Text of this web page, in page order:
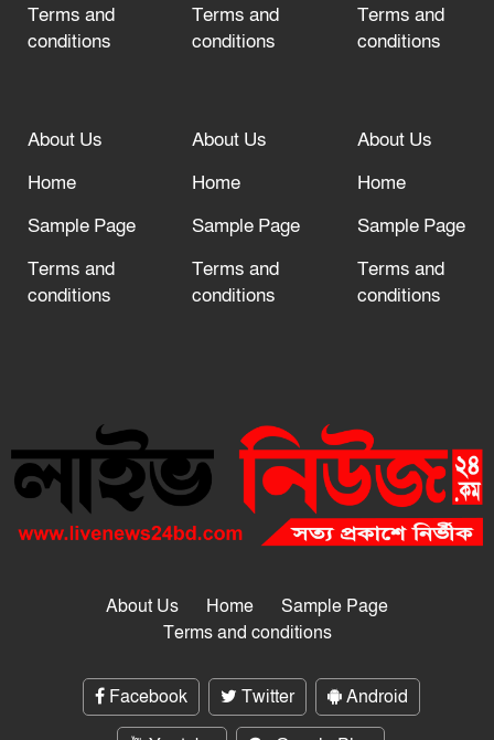
Terms and
conditions
Terms and
conditions
Terms and
conditions
About Us
Home
Sample Page
Terms and
conditions
About Us
Home
Sample Page
Terms and
conditions
About Us
Home
Sample Page
Terms and
conditions
About Us Home
Sample Page
Terms and conditions
Facebook Twitter
Android